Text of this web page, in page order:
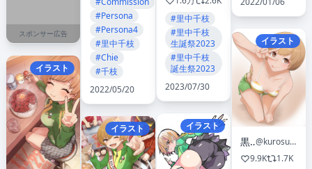
スポンサー広告
イラスト
#Persona
#Persona4
#里中千枝
#Chie
#千枝
2022/05/20
イラスト
#里中千枝
#里中千枝
生誕祭2023
#里中千枝
誕生祭2023
2023/07/30
イラスト
イラスト
黒須
@kurosususu
9.9K
1.7K